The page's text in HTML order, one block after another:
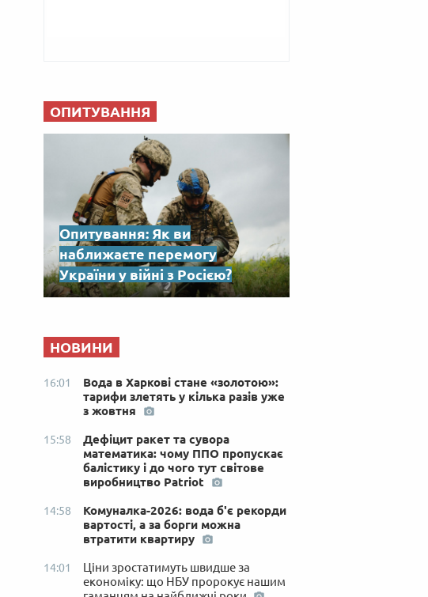
ОПИТУВАННЯ
Опитування: Як ви
наближаєте перемогу
України у війні з Росією?
НОВИНИ
16:01
Вода в Харкові стане «золотою»:
тарифи злетять у кілька разів уже
з жовтня
15:58
Дефіцит ракет та сувора
математика: чому ППО пропускає
балістику і до чого тут світове
виробництво Patriot
14:58
Комуналка-2026: вода б'є рекорди
вартості, а за борги можна
втратити квартиру
14:01
Ціни зростатимуть швидше за
економіку: що НБУ пророкує нашим